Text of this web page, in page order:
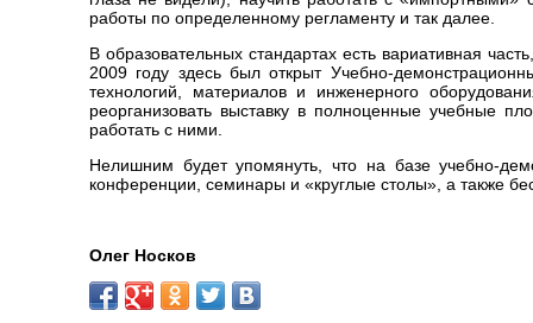
работы по определенному регламенту и так далее.
В образовательных стандартах есть вариативная
2009 году здесь был открыт Учебно-
технологий, материалов и инженерного
реорганизовать выставку в полноценные учебные
работать с ними.
Нелишним будет упомянуть, что на базе учебно-
конференции, семинары и «круглые столы», а также
Олег Носков